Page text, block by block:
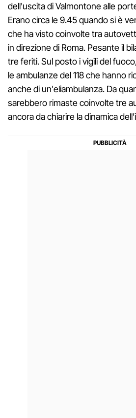
dell'uscita di Valmontone alle
Erano circa le 9.45 quando si è
che ha visto coinvolte tra
in direzione di Roma. Pesante il
tre feriti. Sul posto i vigili del
le ambulanze del 118 che hanno
anche di un'eliambulanza. Da
sarebbero rimaste coinvolte tre
ancora da chiarire la dinamica